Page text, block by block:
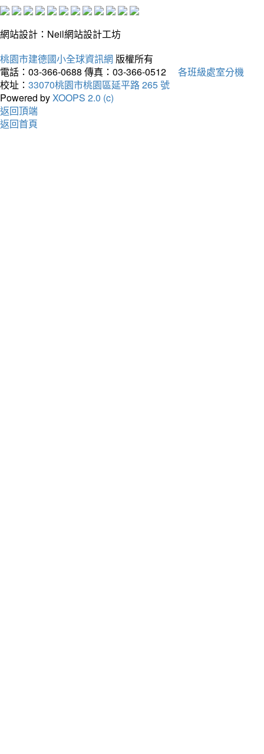
網站設計：Neil網站設計工坊
桃園市建德國小全球資訊網 版權所有
電話：03-366-0688 傳真：03-366-0512
各班級處室分機
校址： 33070桃園市桃園區延平路 265 號
Powered byXOOPS 2.0 (c)
返回頂端
返回首頁